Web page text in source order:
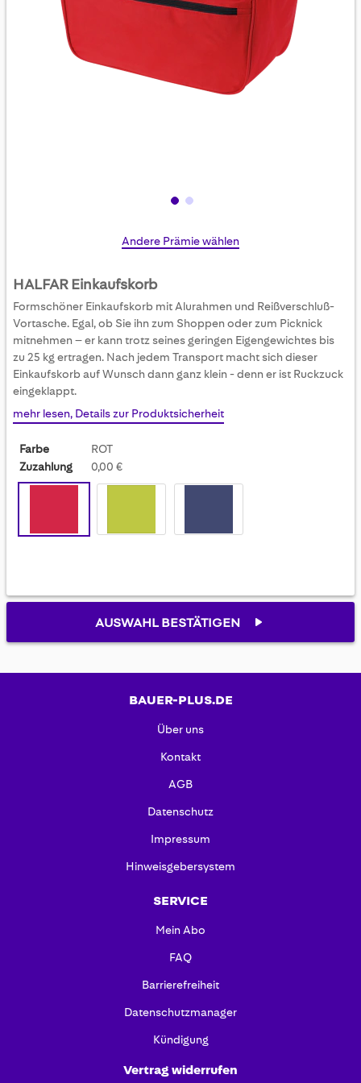
Skip
of
the
images
gallery
Andere Prämie wählen
HALFAR Einkaufskorb
Formschöner Einkaufskorb mit Alurahmen und Reißverschluß-
Vortasche. Egal, ob Sie ihn zum Shoppen oder zum Picknick
mitnehmen – er kann trotz seines geringen Eigengewichtes bis
zu 25 kg ertragen. Nach jedem Transport macht sich dieser
Einkaufskorb auf Wunsch dann ganz klein - denn er ist Ruckzuck
eingeklappt.
mehr lesen, Details zur Produktsicherheit
Farbe
ROT
Zuzahlung
0,00 €
AUSWAHL BESTÄTIGEN
BAUER-PLUS.DE
Über uns
Kontakt
AGB
Datenschutz
Impressum
Hinweisgebersystem
SERVICE
Mein Abo
FAQ
Barrierefreiheit
Datenschutzmanager
Kündigung
Vertrag widerrufen